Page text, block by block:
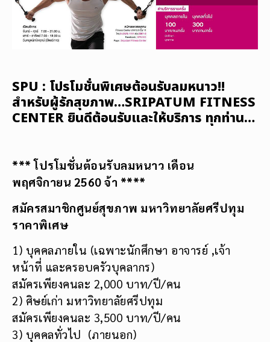
SPU : โปรโมชั่นพิเศษต้อนรับลมหนาว!!
สำหรับผู้รักสุขภาพ…SRIPATUM FITNESS
CENTER ยินดีต้อนรับและให้บริการ ทุกท่าน…
***โปรโมชั่นต้อนรับลมหนาว เดือน
พฤศจิกายน 2560 จ้า ****
สมัครสมาชิกศูนย์สุขภาพ มหาวิทยาลัยศรีปทุม
ราคาพิเศษ
1) บุคคลภายใน (เฉพาะนักศึกษา อาจารย์ ,เจ้า
หน้าที่ และครอบครัวบุคลากร)
สมัครเพียงคนละ 2,000 บาท/ปี/คน
2) ศิษย์เก่า มหาวิทยาลัยศรีปทุม
สมัครเพียงคนละ 3,500 บาท/ปี/คน
3) บุคคลทั่วไป (ภายนอก)